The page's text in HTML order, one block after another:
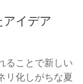
イデア
ることで新しい
リ化しがちな夏